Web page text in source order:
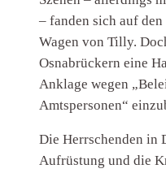
– fanden sich auf
Wagen von Tilly.
Osnabrückern eine
Anklage wegen
Amtspersonen“
Die Herrschenden in
Aufrüstung und die